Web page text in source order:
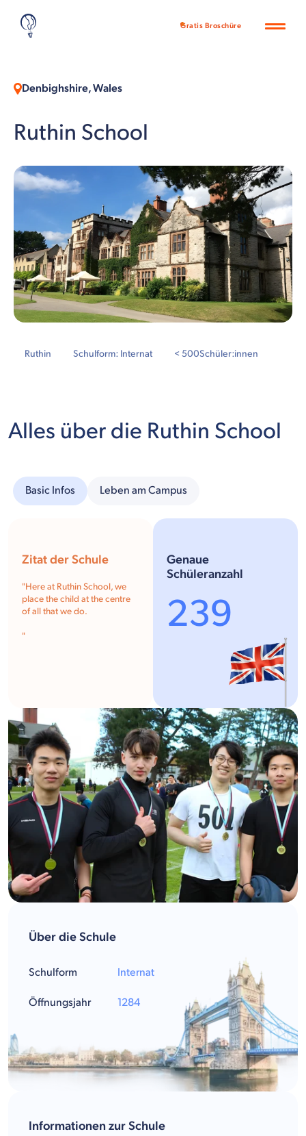
Gratis Broschüre
Denbighshire, Wales
Ruthin School
Ruthin Schulform: Internat < 500Schüler:innen
Alles über die Ruthin School
Basic Infos Leben am Campus
Informationen zur Schule
Über die Schule
Schulform
Öffnungsjahr
Internat
1284
Zitat der Schule
"Here at Ruthin School, we
place the child at the centre
of all that we do.
"
Genaue
Schüleranzahl
239